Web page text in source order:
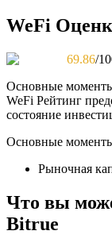
Информация
Анализ
WeFi
69.86/
Основные
WeFi Рейтинг
состояние
Основные
Рыночная
Что вы
Bitrue